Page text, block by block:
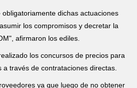
dichas actuaciones
los compromisos y decretar la
afirmaron los ediles.
los concursos de precios para
través de contrataciones directas.
ya que luego de no obtener